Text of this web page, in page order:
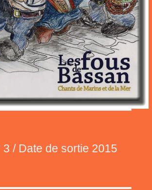
3 / Date de sortie 2015